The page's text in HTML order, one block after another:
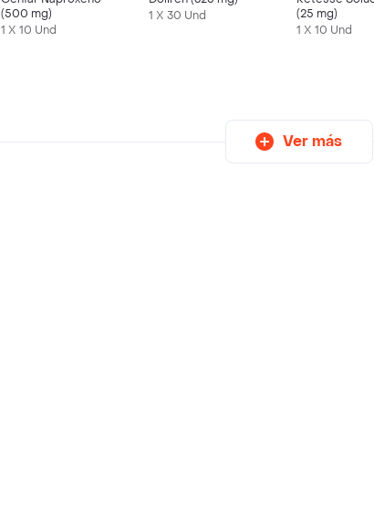
(500 mg)
1 X 10 Und
1 X 30 Und
(25 mg)
1 X 10 Und
Ver más